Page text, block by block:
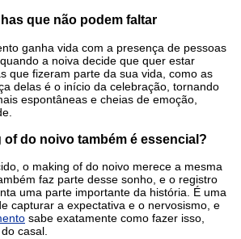
que não podem faltar
ganha vida com a presença de pessoas
a noiva decide que quer estar
que fizeram parte da sua vida, como as
delas é o início da celebração, tornando
espontâneas e cheias de emoção,
of do noivo também é essencial?
o making of do noivo merece a mesma
faz parte desse sonho, e o registro
uma parte importante da história. É uma
capturar a expectativa e o nervosismo, e
sabe exatamente como fazer isso,
casal.